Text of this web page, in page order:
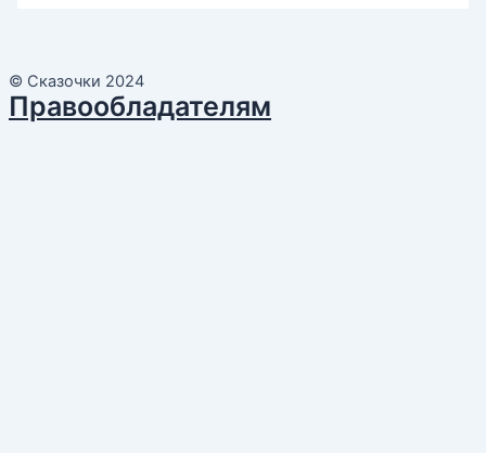
© Сказочки 2024
Правообладателям